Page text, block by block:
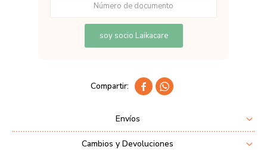
soy socio Laikacare
 
Envíos
Cambios y Devoluciones